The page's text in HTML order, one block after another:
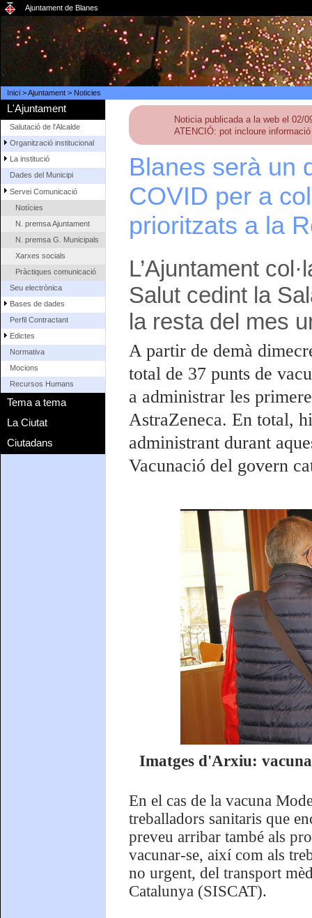
Ajuntament de Blanes
Inici>Ajuntament> Noticies
L'Ajuntament
Salutació de l'Alcalde
Organització institucional
La institució
Dades del Municipi
Servei Comunicació
Notícies
N. premsa Ajuntament
N. premsa G. Municipals
Xarxes socials
Pràctiques comunicació
Seu electrònica
Bases de dades
Perfil Contractant
Edictes
Normativa
Mocions
Recursos Humans
Tema a tema
La Ciutat
Ciutadans
Noticia publicada a la web el 02/
ATENCIÓ: pot incloure
Blanes serà un
COVID per a
prioritzats a la
L’Ajuntament
Salut cedint la
la resta del mes
A partir de demà
total de 37 punts de
a administrar les
AstraZeneca. En total,
administrant durant
Vacunació del govern
Imatges d'Arxiu:
En el cas de la vacuna
treballadors sanitaris que
preveu arribar també als
vacunar-se, així com als
no urgent, del transport
Catalunya (SISCAT).